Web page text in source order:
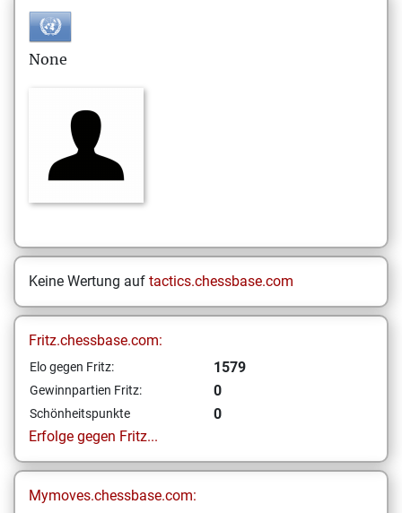
None
Keine Wertung auf tactics.chessbase.com
Fritz.chessbase.com:
Elo gegen Fritz: 1579
Gewinnpartien Fritz: 0
Schönheitspunkte
0
Erfolge gegen Fritz...
Mymoves.chessbase.com: